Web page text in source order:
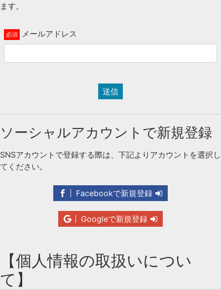
ます。
メールアドレス
送信
ソーシャルアカウントで新規登録
SNSアカウントで登録する際は、下記よりアカウントを選択し
てください。
Facebookで新規登録
Googleで新規登録
【個人情報の取扱いについ
て】